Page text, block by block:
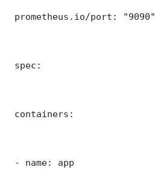
prometheus.io/port: "9090"
spec:
containers:
- name: app